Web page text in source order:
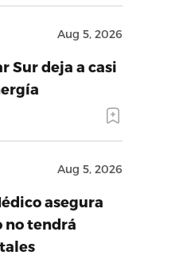
Aug 5, 2026
Sur deja a casi
Aug 5, 2026
asegura
no tendrá